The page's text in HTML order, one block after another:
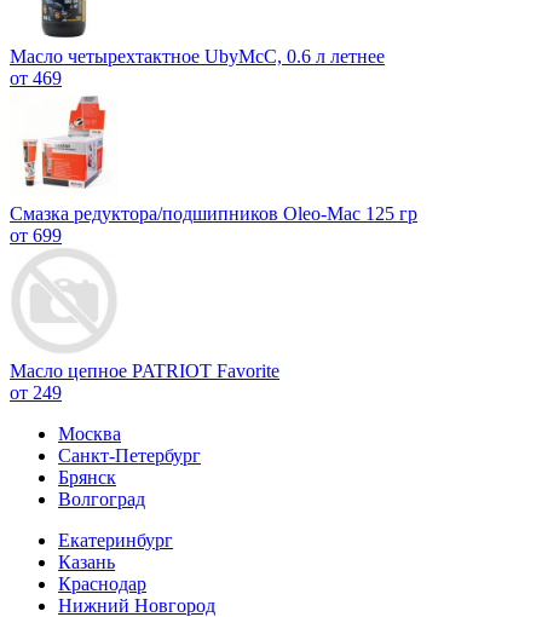
Масло четырехтактное UbyMcC, 0.6 л летнее
от 469
Смазка редуктора/подшипников Oleo-Mac 125 гр
от 699
Масло цепное PATRIOT Favorite
от 249
Москва
Санкт-Петербург
Брянск
Волгоград
Екатеринбург
Казань
Краснодар
Нижний Новгород